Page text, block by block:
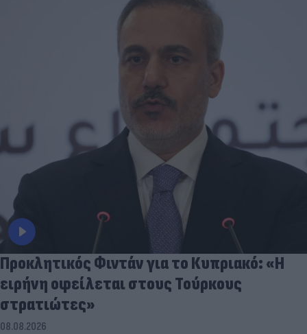
Προκλητικός Φιντάν για το Κυπριακό: «Η
ειρήνη οφείλεται στους Τούρκους
στρατιώτες»
08.08.2026